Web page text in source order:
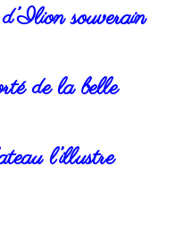
souverain
de la belle
l’illustre